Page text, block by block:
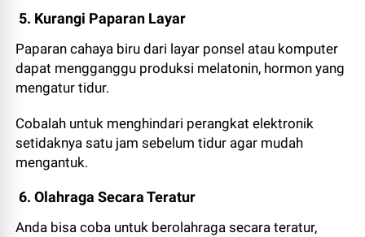
5. Kurangi Paparan Layar
Paparan cahaya biru dari layar ponsel atau komputer
dapat mengganggu produksi melatonin, hormon yang
mengatur tidur.
Cobalah untuk menghindari perangkat elektronik
setidaknya satu jam sebelum tidur agar mudah
mengantuk.
6. Olahraga Secara Teratur
Anda bisa coba untuk berolahraga secara teratur,